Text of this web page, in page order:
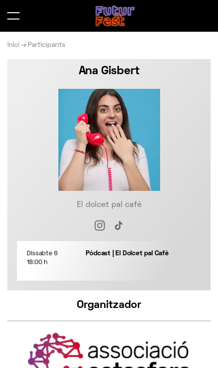
Inici Participants
Ana Gisbert
El dolcet pal cafè
Dissabte 6
18:00 h
Pòdcast | El Dolcet pal Cafè
Organitzador